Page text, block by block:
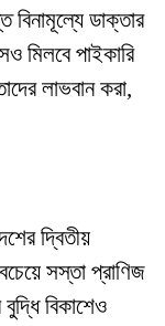
বিনামূল্যে ডাক্তার
মিলবে পাইকারি
লাভবান করা,
দ্বিতীয়
সস্তা প্রাণিজ
বিকাশেও